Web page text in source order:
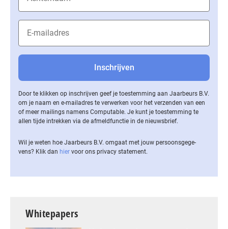
Door te klikken op inschrijven geef je toestemming aan Jaarbeurs B.V.
om je naam en e-mailadres te verwerken voor het verzenden van een
of meer mailings namens Computable. Je kunt je toestemming te
allen tijde intrekken via de af­meld­func­tie in de nieuwsbrief.
Wil je weten hoe Jaarbeurs B.V. omgaat met jouw per­soons­ge­ge­
vens? Klik dan hier voor ons privacy statement.
Whitepapers